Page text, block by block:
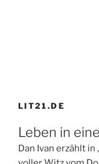
LIT21.DE
Leben in
Dan Ivan erzählt